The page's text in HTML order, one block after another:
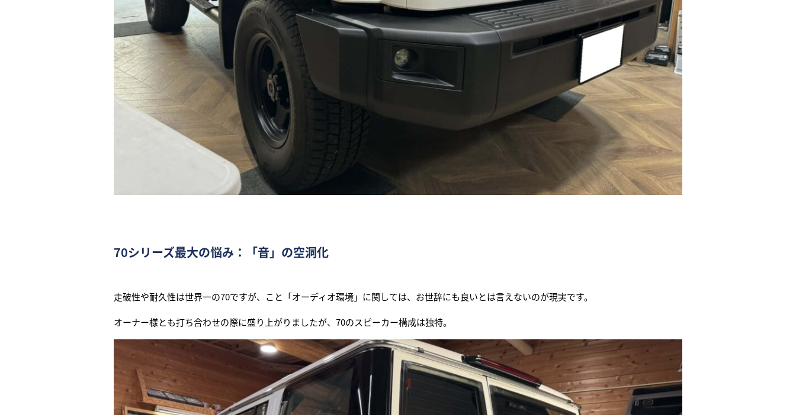
70シリーズ最大の悩み：「音」の空洞化
走破性や耐久性は世界一の70ですが、こと「オーディオ環境」に関しては、お世辞にも良いとは言えないのが現実です。
オーナー様とも打ち合わせの際に盛り上がりましたが、70のスピーカー構成は独特。